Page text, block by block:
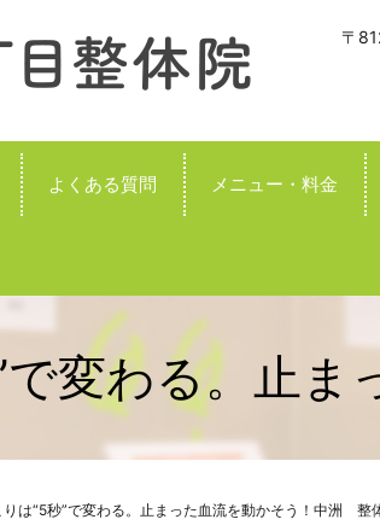
〒
よくある質問 メニュー・料金
で変わる。止
りは“5秒”で変わる。止まった血流を動かそう！中洲 整